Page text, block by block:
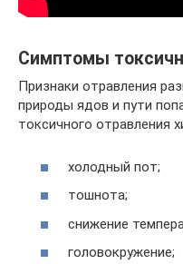
Симптомы
Признаки отравления
природы ядов и пути
токсичного отравления
холодный пот;
тошнота;
снижение
головокружение;